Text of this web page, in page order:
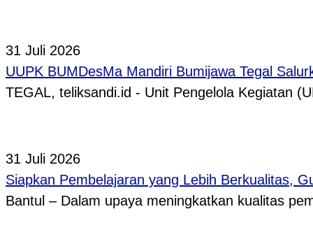
31 Juli 2026
UUPK BUMDesMa Mandiri Bumijawa Tegal
TEGAL, teliksandi.id - Unit Pengelola Kegiatan
31 Juli 2026
Siapkan Pembelajaran yang Lebih Berkualitas,
Bantul – Dalam upaya meningkatkan kualitas